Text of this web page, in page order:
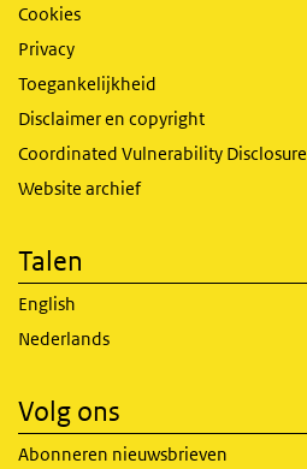
Cookies
Privacy
Toegankelijkheid
Disclaimer en copyright
Coordinated Vulnerability Disclosure
Website archief
Talen
English
Nederlands
Volg ons
Abonneren nieuwsbrieven